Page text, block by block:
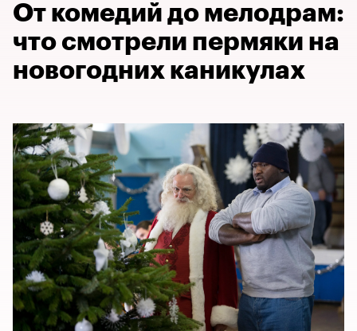
От комедий до мелодрам:
что смотрели пермяки на
новогодних каникулах